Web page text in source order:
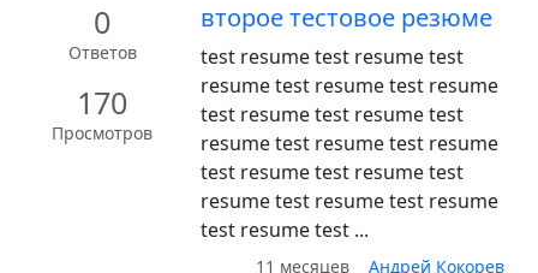
0
Ответов
170
Просмотров
второе тестовое резюме
test resume test resume test
resume test resume test resume
test resume test resume test
resume test resume test resume
test resume test resume test
resume test resume test resume
test resume test ...
11 месяцев Андрей Кокорев